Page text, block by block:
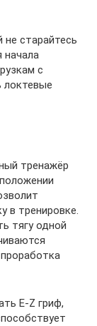
старайтесь
начала
с
тренажёр
в тренировке.
тягу одной
E-Z гриф,